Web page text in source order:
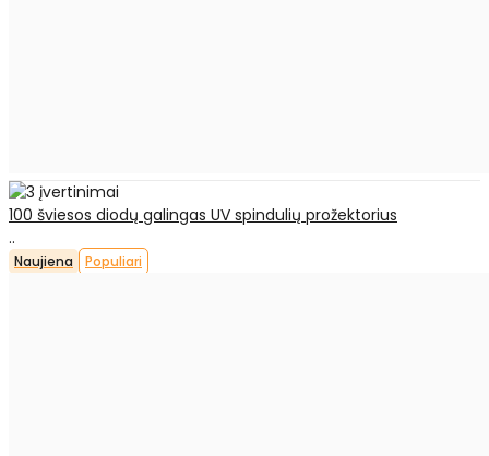
100 šviesos diodų galingas UV spindulių prožektorius
..
Naujiena Populiari